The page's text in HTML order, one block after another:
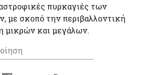
πυρκαγιές των
με σκοπό την περιβαλλοντική
μικρών και μεγάλων.